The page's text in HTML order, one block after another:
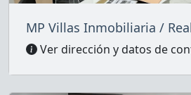
MP Villas Inmobiliaria /
Ver dirección y datos de